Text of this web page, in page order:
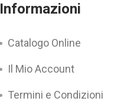
Informazioni
Catalogo Online
Il Mio Account
Termini e Condizioni